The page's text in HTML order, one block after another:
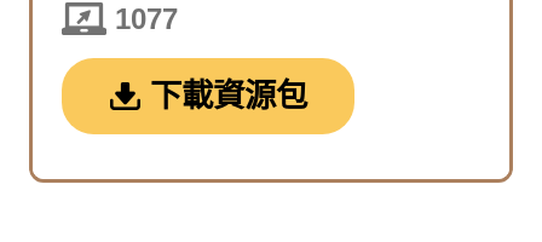
1077
下載資源包